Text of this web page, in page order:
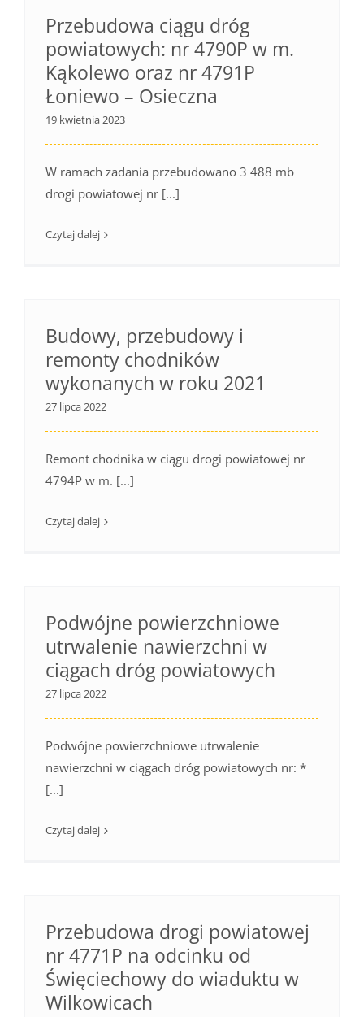
Przebudowa ciągu dróg
powiatowych: nr 4790P w m.
Kąkolewo oraz nr 4791P
Łoniewo – Osieczna
19 kwietnia 2023
W ramach zadania przebudowano 3 488 mb
drogi powiatowej nr [...]
Czytaj dalej
Budowy, przebudowy i
remonty chodników
wykonanych w roku 2021
27 lipca 2022
Remont chodnika w ciągu drogi powiatowej nr
4794P w m. [...]
Czytaj dalej
Podwójne powierzchniowe
utrwalenie nawierzchni w
ciągach dróg powiatowych
27 lipca 2022
Podwójne powierzchniowe utrwalenie
nawierzchni w ciągach dróg powiatowych nr: *
[...]
Czytaj dalej
Przebudowa drogi powiatowej
nr 4771P na odcinku od
Święciechowy do wiaduktu w
Wilkowicach